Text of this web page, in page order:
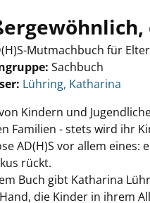
Mutmachbuch für
Sachbuch
Suche nach diesem
Lühring, Katharina
Kindern und
Familien - stets wird ihr
AD(H)S vor allem eines:
rückt.
Buch gibt Katharina
die Kinder in ihrem